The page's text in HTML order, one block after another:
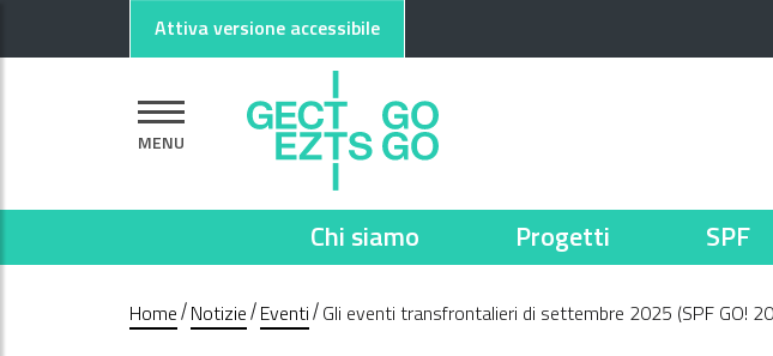
Attiva versione accessibile
MENU
Chi siamo Progetti SPF
Home Notizie Eventi Gli eventi transfrontalieri di settembre 2025 (SPF GO!